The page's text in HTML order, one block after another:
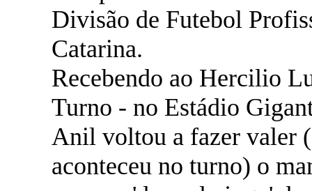
Divisão de Futebol
Catarina.
Recebendo ao Hercilio
Turno - no Estádio
Anil voltou a fazer valer
aconteceu no turno) o